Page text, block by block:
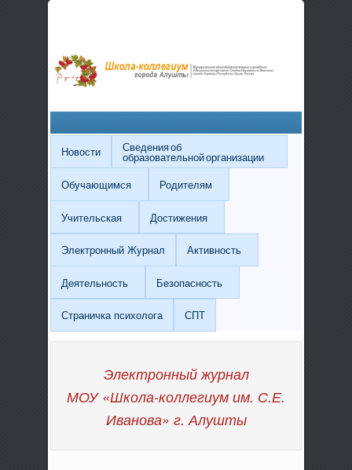
Новости Сведения об
образовательной организации
Обучающимся
Родителям
Учительская Достижения
Электронный Журнал Активность
Деятельность Безопасность
Страничка психолога СПТ
Электронный журнал
МОУ «Школа-коллегиум им. С.Е.
Иванова» г. Алушты